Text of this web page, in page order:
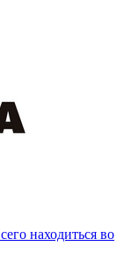
находиться во